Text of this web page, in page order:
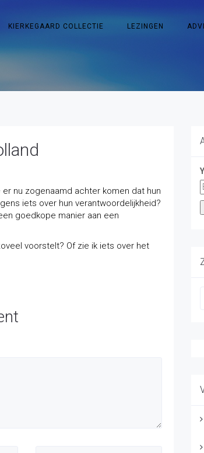
KIERKEGAARD COLLECTIE LEZINGEN
nu zogenaamd achter komen dat hun
iets over hun verantwoordelijkheid?
goedkope manier aan een
voorstelt? Of zie ik iets over het